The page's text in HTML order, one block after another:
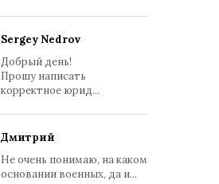
Sergey Nedrov
Добрый день!
Прошу написать
корректное юрид...
Дмитрий
Не очень понимаю, на каком
основании военных, да и...